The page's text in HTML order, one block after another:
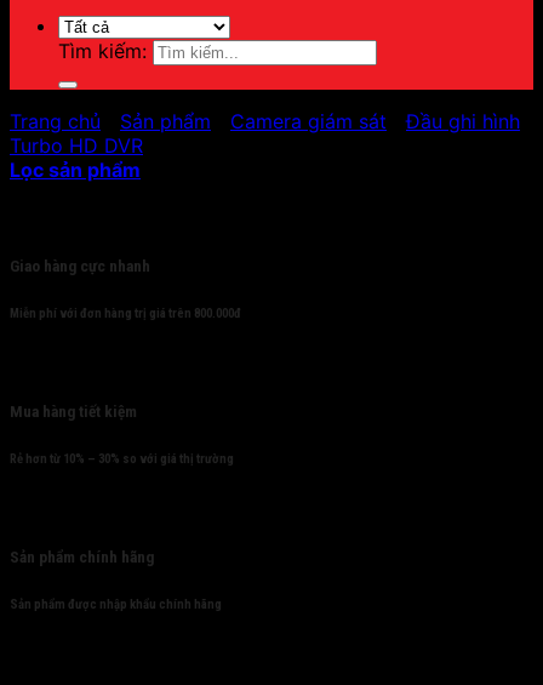
Tìm kiếm:
Trang chủ Sản phẩm Camera giám sát Đầu ghi hình
Turbo HD DVR
Lọc sản phẩm
Giao hàng cực nhanh
Miễn phí với đơn hàng trị giá trên 800.000đ
Mua hàng tiết kiệm
Rẻ hơn từ 10% – 30% so với giá thị trường
Sản phẩm chính hãng
Sản phẩm được nhập khẩu chính hãng